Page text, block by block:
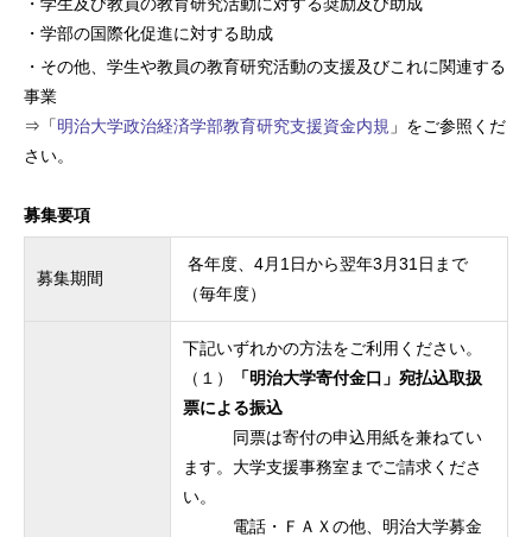
・学部の国際化促進に対する助成
・その他、学生や教員の教育研究活動の支援及びこれに関連する
事業
⇒「明治大学政治経済学部教育研究支援資金内規 」をご参照くだ
さい。
募集要項
募集期間
各年度、4月1日から翌年3月31日まで
（毎年度）
下記いずれかの方法をご利用ください。
（１）
「明治大学寄付金口」宛払込取扱
票による振込
同票は寄付の申込用紙を兼ねてい
ます。大学支援事務室までご請求くださ
い。
電話・ＦＡＸの他、明治大学募金